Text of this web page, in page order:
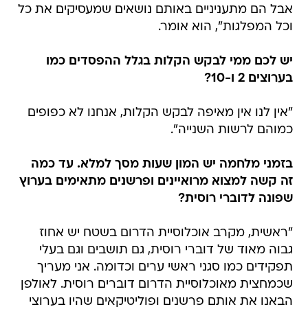
אבל הם מתעניניים באותם נושאים שמעסיקים את כל
וכל המפלגות", הוא אומר.
יש לכם ממי לבקש הקלות בגלל ההפסדים כמו
בערוצים 2 ו-10?
"אין לנו אין מאיפה לבקש הקלות, אנחנו לא כפופים
כמוהם לרשות השנייה".
בזמני מלחמה יש המון שעות מסך למלא. עד כמה
זה קשה למצוא מרואיינים ופרשנים מתאימים בערוץ
שפונה לדוברי רוסית?
"ראשית, מקרב אוכלוסיית הדרום בשטח יש אחוז
גבוה מאוד של דוברי רוסית, גם תושבים וגם בעלי
תפקידים כמו סגני ראשי ערים וכדומה. אני מעריך
שכמחצית מאוכלוסיית הדרום דוברים רוסית. לאולפן
הבאנו את אותם פרשנים ופוליטיקאים שהיו בערוצי